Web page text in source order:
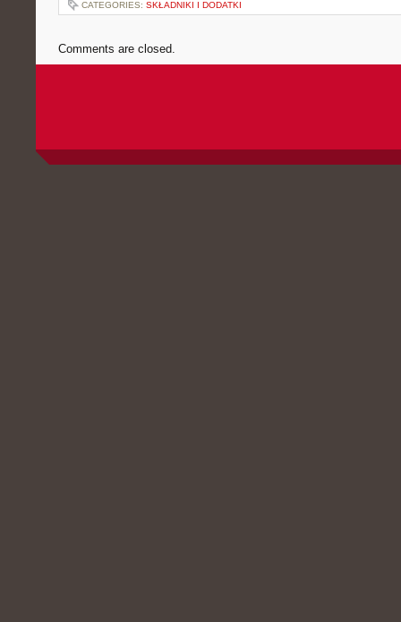
CATEGORIES: SKŁADNIKI I DODATKI
Comments are closed.